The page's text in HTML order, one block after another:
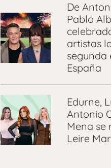
De
Pablo
artistas
segunda
España
Edurne,
Antonio
Mena se
Leire